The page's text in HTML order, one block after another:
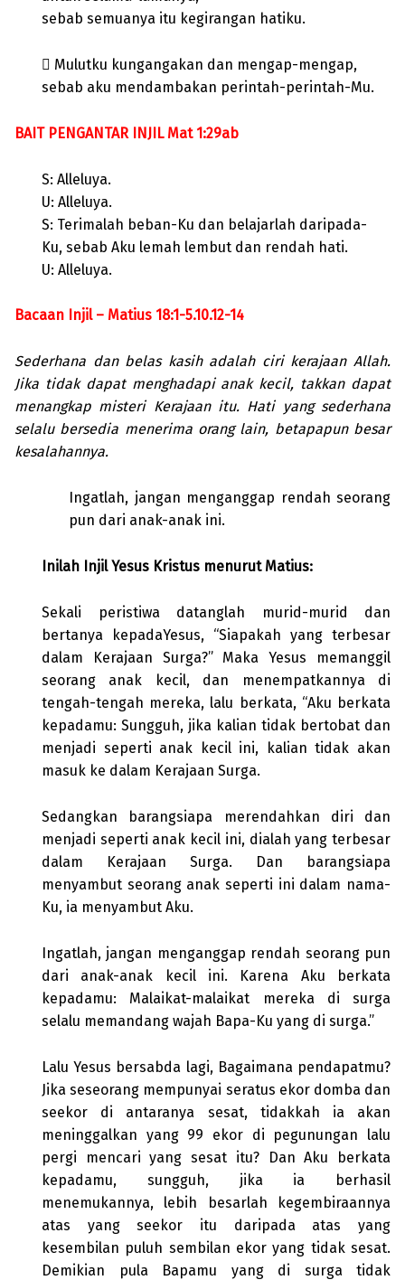
sebab semuanya itu kegirangan hatiku.
 Mulutku kungangakan dan mengap-mengap,
sebab aku mendambakan perintah-perintah-Mu.
BAIT PENGANTAR INJIL Mat 1:29ab
S: Alleluya.
U: Alleluya.
S: Terimalah beban-Ku dan belajarlah daripada-
Ku, sebab Aku lemah lembut dan rendah hati.
U: Alleluya.
Bacaan Injil – Matius 18:1-5.10.12-14
Sederhana dan belas kasih adalah ciri kerajaan Allah.
Jika tidak dapat menghadapi anak kecil, takkan dapat
menangkap misteri Kerajaan itu. Hati yang sederhana
selalu bersedia menerima orang lain, betapapun besar
kesalahannya.
Ingatlah, jangan menganggap rendah seorang
pun dari anak-anak ini.
Inilah Injil Yesus Kristus menurut Matius:
Sekali peristiwa datanglah murid-murid dan
bertanya kepadaYesus, “Siapakah yang terbesar
dalam Kerajaan Surga?” Maka Yesus memanggil
seorang anak kecil, dan menempatkannya di
tengah-tengah mereka, lalu berkata, “Aku berkata
kepadamu: Sungguh, jika kalian tidak bertobat dan
menjadi seperti anak kecil ini, kalian tidak akan
masuk ke dalam Kerajaan Surga.
Sedangkan barangsiapa merendahkan diri dan
menjadi seperti anak kecil ini, dialah yang terbesar
dalam Kerajaan Surga. Dan barangsiapa
menyambut seorang anak seperti ini dalam nama-
Ku, ia menyambut Aku.
Ingatlah, jangan menganggap rendah seorang pun
dari anak-anak kecil ini. Karena Aku berkata
kepadamu: Malaikat-malaikat mereka di surga
selalu memandang wajah Bapa-Ku yang di surga.”
Lalu Yesus bersabda lagi, Bagaimana pendapatmu?
Jika seseorang mempunyai seratus ekor domba dan
seekor di antaranya sesat, tidakkah ia akan
meninggalkan yang 99 ekor di pegunungan lalu
pergi mencari yang sesat itu? Dan Aku berkata
kepadamu, sungguh, jika ia berhasil
menemukannya, lebih besarlah kegembiraannya
atas yang seekor itu daripada atas yang
kesembilan puluh sembilan ekor yang tidak sesat.
Demikian pula Bapamu yang di surga tidak